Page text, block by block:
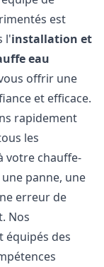
est
l'installation et
eau
offrir une
et efficace.
rapidement
les
votre chauffe-
panne, une
erreur de
Nos
équipés des